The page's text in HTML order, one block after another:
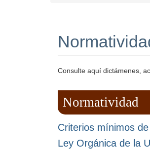
Consulte aquí dictámenes,
Normatividad
Criterios mínimos
Ley Orgánica de la